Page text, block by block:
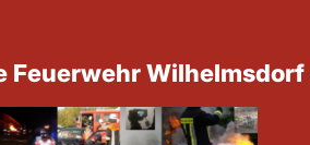
Feuerwehr Wilhelmsdorf